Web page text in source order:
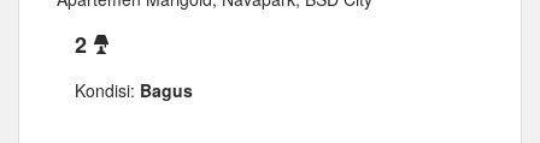
2
Kondisi: Bagus